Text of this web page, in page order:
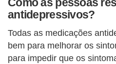
antidepressivos?
Todas as medicações
bem para melhorar os
para impedir que os